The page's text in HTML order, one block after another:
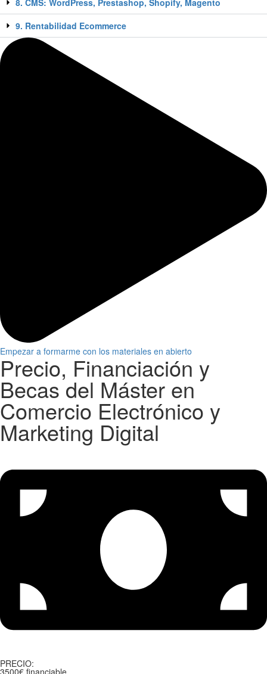
8. CMS: WordPress, Prestashop, Shopify, Magento
9. Rentabilidad Ecommerce
Empezar a formarme con los materiales en abierto
Precio, Financiación y
Becas del Máster en
Comercio Electrónico y
Marketing Digital
PRECIO:
3500€ financiable